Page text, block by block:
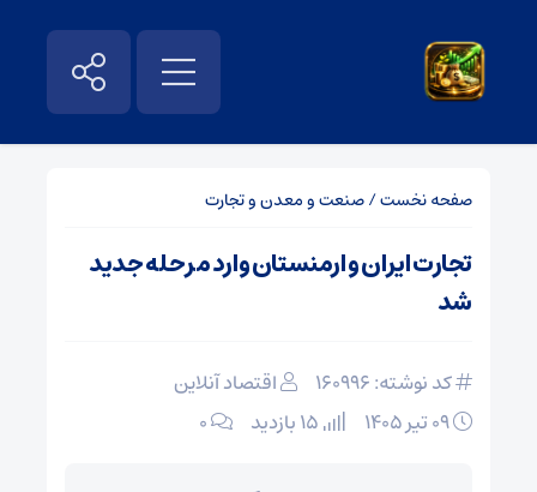
صفحه نخست/صنعت و معدن و تجارت
تجارت ایران و ارمنستان وارد مرحله جدید
شد
کد نوشته: 160996
اقتصاد آنلاین
۰